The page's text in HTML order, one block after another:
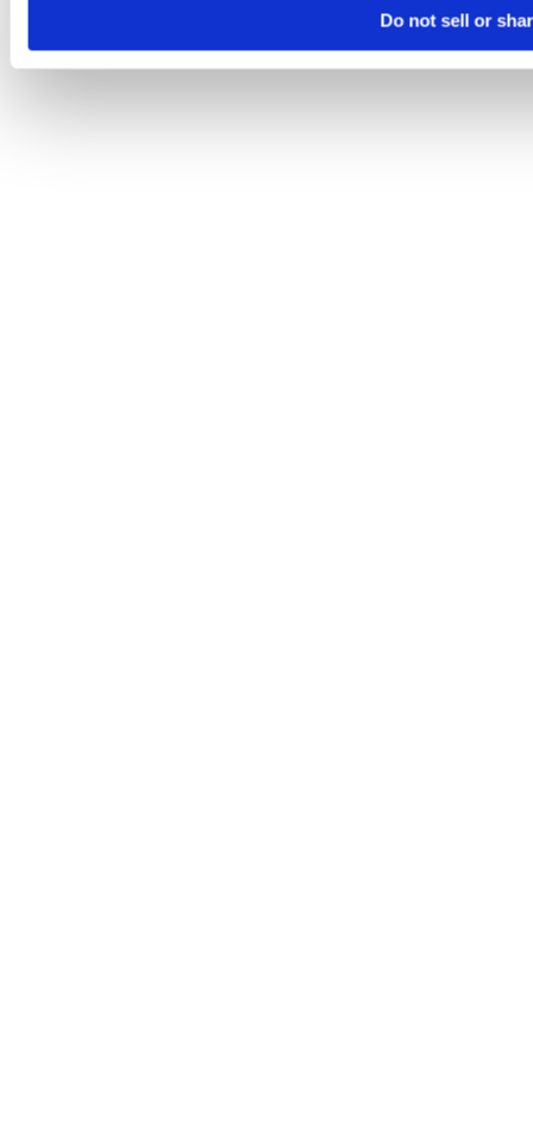
Do not sell or